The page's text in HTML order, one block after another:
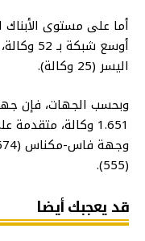
أما على مستوى الأبناك
اليسر (25 وكالة).
وبحسب الجهات، فإن
(555).
قد يعجبك أيضا